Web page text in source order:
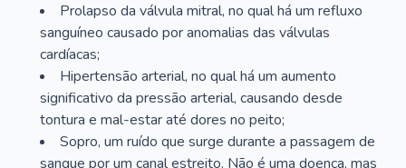
Prolapso da válvula mitral, no qual há um refluxo
sanguíneo causado por anomalias das válvulas
cardíacas;
Hipertensão arterial, no qual há um aumento
significativo da pressão arterial, causando desde
tontura e mal-estar até dores no peito;
Sopro, um ruído que surge durante a passagem de
sangue por um canal estreito. Não é uma doença, mas